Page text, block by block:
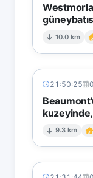
10.0 km
21:50:25
9.3 km